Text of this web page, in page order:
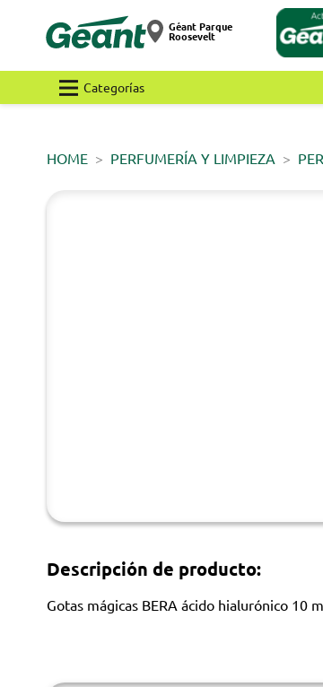
Géant Parque
Roosevelt
Categorías
HOME PERFUMERÍA Y LIMPIEZA
Descripción de producto:
Gotas mágicas BERA ácido hialurónico 10